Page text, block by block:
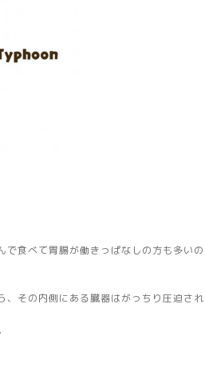
食べて胃腸が働きっぱなしの方も多いの
、その内側にある臓器はがっちり圧迫され